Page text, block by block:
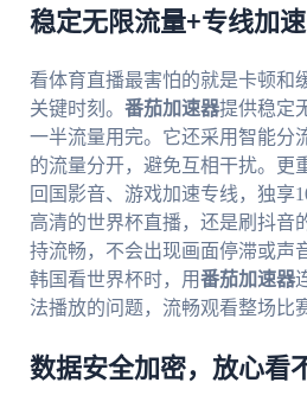
稳定无限流量+专线加
看体育直播最害怕的就是卡顿和
关键时刻。 番茄加速器提供稳定
一半流量用完。它还采用智能分
的流量分开，避免互相干扰。更
回国影音、游戏加速专线，独享
高清的世界杯直播，还是刷抖音
持流畅，不会出现画面停滞或声
韩国看世界杯时，用番茄加速器
法播放的问题，流畅观看整场比
数据安全加密，放心看